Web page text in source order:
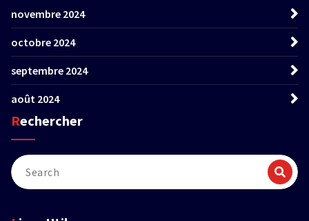
novembre 2024
octobre 2024
septembre 2024
août 2024
Rechercher